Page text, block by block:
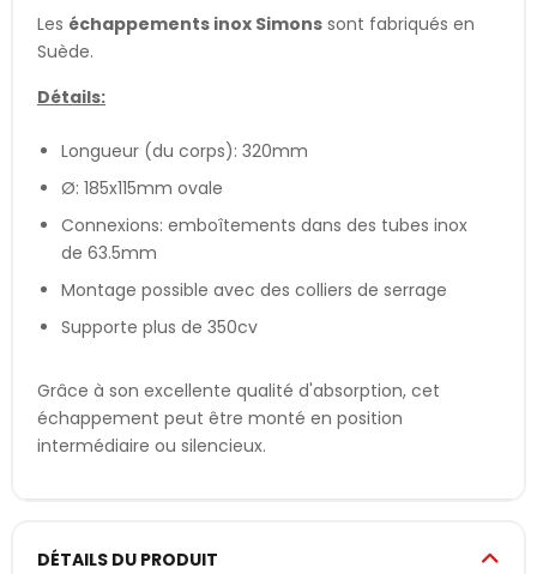
Les échappements inox Simons sont fabriqués en
Suède.
Détails:
Longueur (du corps): 320mm
Ø: 185x115mm ovale
Connexions: emboîtements dans des tubes inox
de 63.5mm
Montage possible avec des colliers de serrage
Supporte plus de 350cv
Grâce à son excellente qualité d'absorption, cet
échappement peut être monté en position
intermédiaire ou silencieux.
DÉTAILS DU PRODUIT